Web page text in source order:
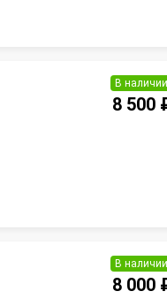
В наличии
8 500
В наличии
8 000